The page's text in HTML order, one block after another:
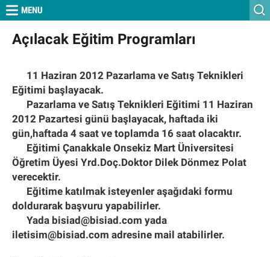
ANASAYFA
HABERLER
ETKİNLİKLERİMİZ
BİSİAD AKADEMİA
S.S.S
İLETİŞİM ve ÖNERİ
Geri
MENU
Açılacak Eğitim Programları
11 Haziran 2012 Pazarlama ve Satış Teknikleri
Eğitimi başlayacak.
Pazarlama ve Satış Teknikleri Eğitimi 11 Haziran
2012 Pazartesi günü başlayacak, haftada iki
gün,haftada 4 saat ve toplamda 16 saat olacaktır.
Eğitimi Çanakkale Onsekiz Mart Üniversitesi
Öğretim Üyesi Yrd.Doç.Doktor Dilek Dönmez Polat
verecektir.
Eğitime katılmak isteyenler aşağıdaki formu
doldurarak başvuru yapabilirler.
Yada bisiad@bisiad.com yada
iletisim@bisiad.com adresine mail atabilirler.